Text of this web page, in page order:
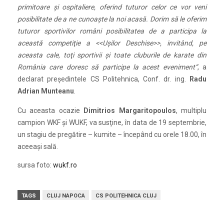
primitoare şi ospitaliere, oferind tuturor celor ce vor veni
posibilitate de a ne cunoaşte la noi acasă. Dorim să le oferim
tuturor sportivilor români posibilitatea de a participa la
această competiţie a <<Uşilor Deschise>>, invitând, pe
aceasta cale, toţi sportivii şi toate cluburile de karate din
România care doresc să participe la acest eveniment“, a
declarat preşedintele CS Politehnica, Conf. dr. ing.
Radu
Adrian Munteanu.
Cu aceasta ocazie Dimitrios Margaritopoulos, multiplu
campion WKF şi WUKF, va susţine, în data de 19 septembrie,
un stagiu de pregătire – kumite – începând cu orele 18.00, în
aceeaşi sală.
sursa foto: wukf.ro
TAGS CLUJ NAPOCA
CS POLITEHNICA CLUJ